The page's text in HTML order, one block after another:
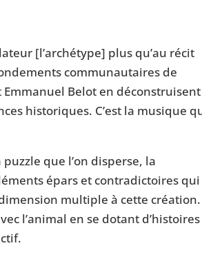
[l’archétype] plus qu’au récit
communautaires de
Belot en
historiques. C’est la musique
que l’on disperse, la
épars et contradictoires qui
multiple à cette création.
l’animal en se dotant d’histoires